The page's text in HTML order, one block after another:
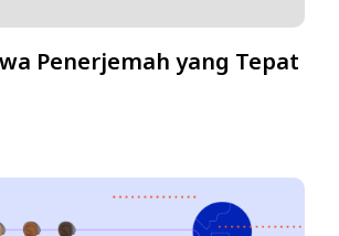
Penerjemah yang Tepat